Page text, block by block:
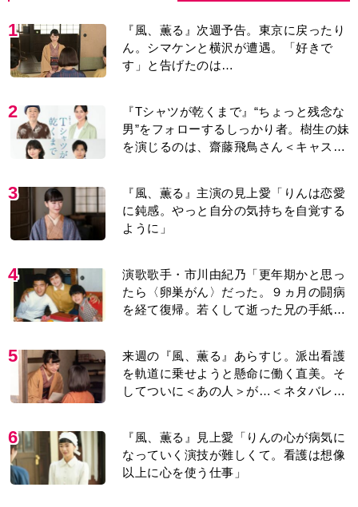
1
『風、薫る』次週予告。東京に戻ったり
ん。シマケンと横沢が遭遇。「好きで
す」と告げたのは…
2
『Tシャツが乾くまで』“ちょっと残念な
男”をフォローするしっかり者。樹生の妹
を演じるのは、齋藤飛鳥さん＜キャスト
3
『風、薫る』主演の見上愛「りんは恋愛
に鈍感。やっと自分の気持ちを自覚する
ように」
4
演歌歌手・市川由紀乃「更年期かと思っ
たら〈卵巣がん〉だった。９ヵ月の闘病
を経て復帰。若くして逝った兄の手紙を
5
来週の『風、薫る』あらすじ。派出看護
を軌道に乗せようと懸命に働く直美。そ
してついに＜あの人＞が…＜ネタバレあ
6
『風、薫る』見上愛「りんの心が病気に
なっていく演技が難しくて。看護は想像
以上に心を使う仕事」